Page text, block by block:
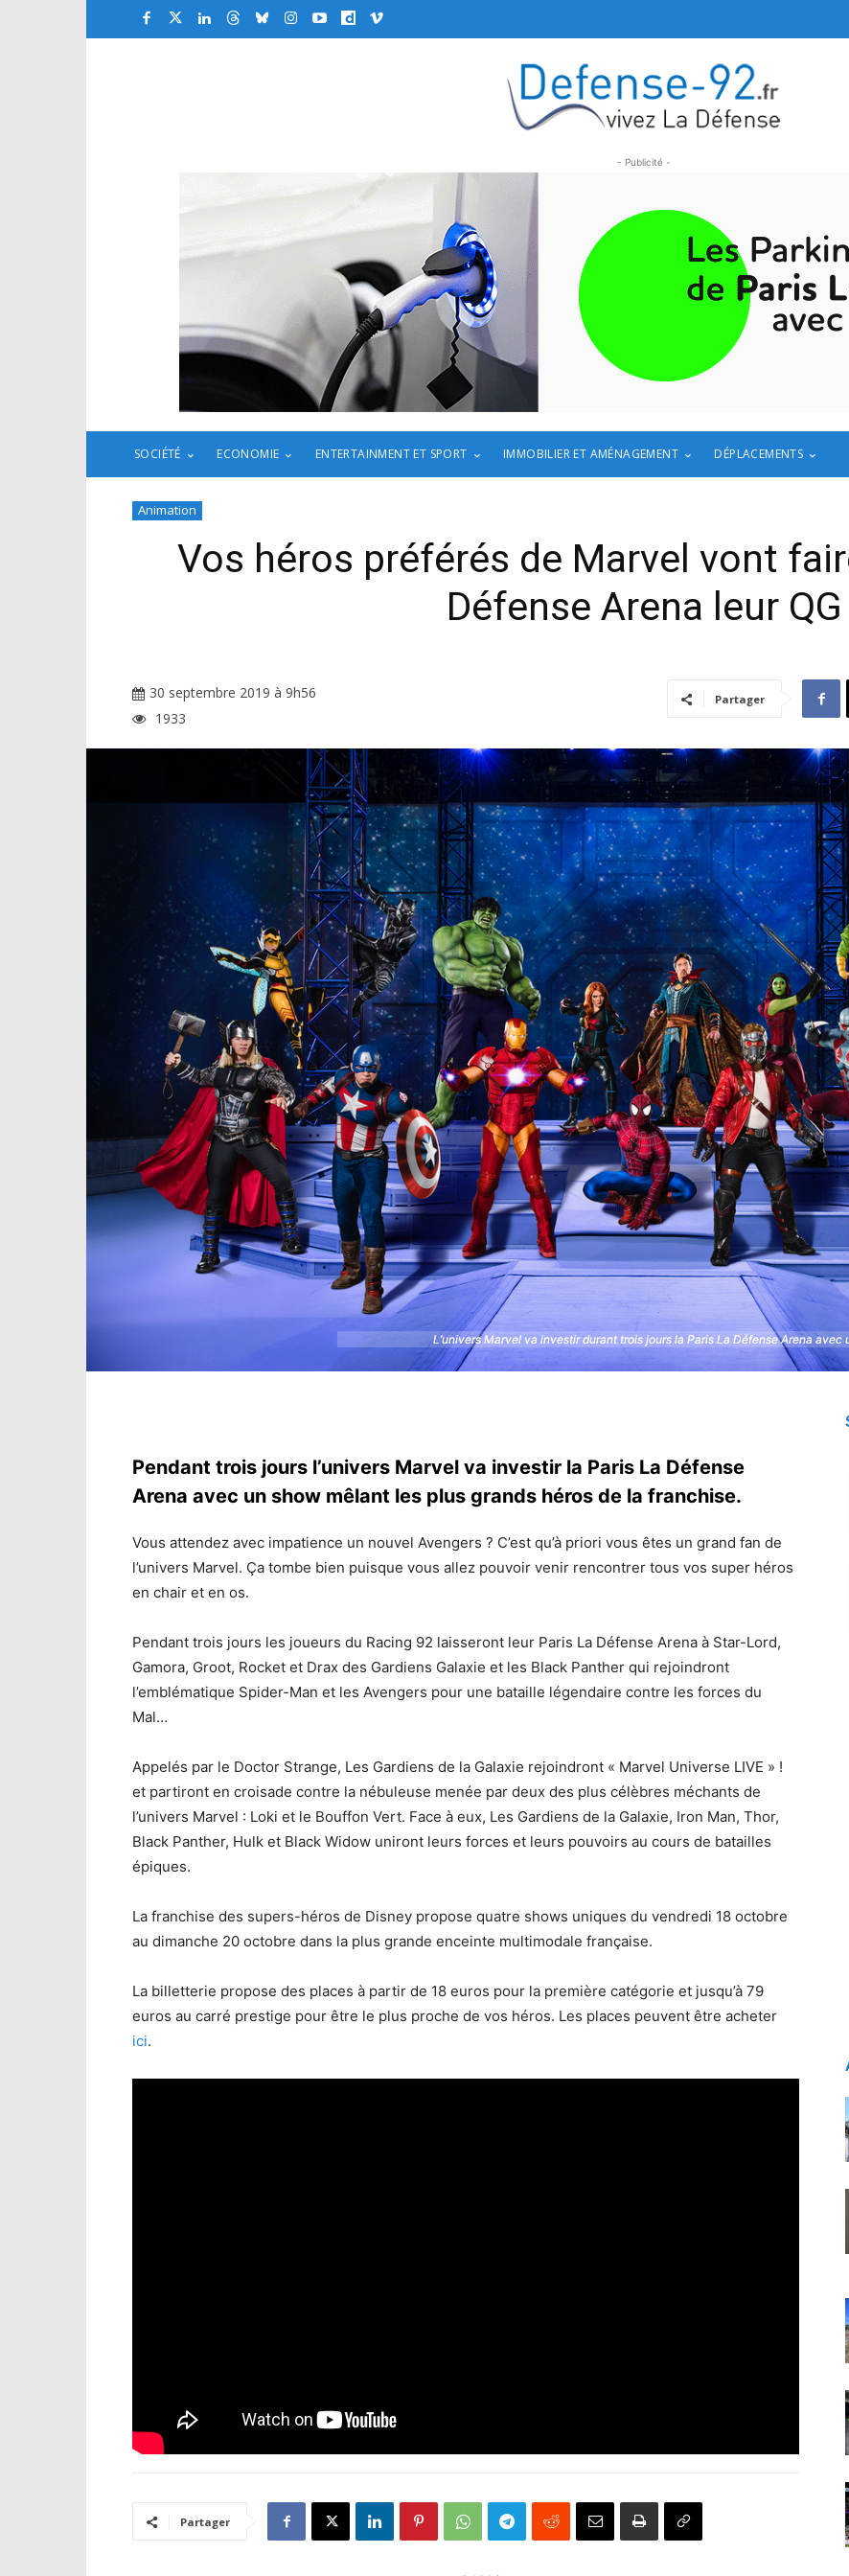
- Publicité -
SOCIÉTÉ ECONOMIE ENTERTAINMENT ET SPORT IMMOBILIER ET AMÉNAGEMENT DÉPLACEMENTS
Animation
Vos héros préférés de Marvel vont
Défense Arena leur QG
30 septembre 2019 à 9h56
1933
Partager
L’univers Marvel va investir durant trois jours la Paris La Défense Arena
L’univers Marvel va investir durant trois jours la Paris La Défense Arena
Pendant trois jours l’univers Marvel va investir la Paris La Défense
Arena avec un show mêlant les plus grands héros de la franchise.
Vous attendez avec impatience un nouvel Avengers ? C’est qu’à priori vous êtes un grand fan de
l’univers Marvel. Ça tombe bien puisque vous allez pouvoir venir rencontrer tous vos super héros
en chair et en os.
Pendant trois jours les joueurs du Racing 92 laisseront leur Paris La Défense Arena à Star-Lord,
Gamora, Groot, Rocket et Drax des Gardiens Galaxie et les Black Panther qui rejoindront
l’emblématique Spider-Man et les Avengers pour une bataille légendaire contre les forces du
Mal…
Appelés par le Doctor Strange, Les Gardiens de la Galaxie rejoindront « Marvel Universe LIVE » !
et partiront en croisade contre la nébuleuse menée par deux des plus célèbres méchants de
l’univers Marvel : Loki et le Bouffon Vert. Face à eux, Les Gardiens de la Galaxie, Iron Man, Thor,
Black Panther, Hulk et Black Widow uniront leurs forces et leurs pouvoirs au cours de batailles
épiques.
La franchise des supers-héros de Disney propose quatre shows uniques du vendredi 18 octobre
au dimanche 20 octobre dans la plus grande enceinte multimodale française.
La billetterie propose des places à partir de 18 euros pour la première catégorie et jusqu’à 79
euros au carré prestige pour être le plus proche de vos héros. Les places peuvent être acheter
ici.
Partager